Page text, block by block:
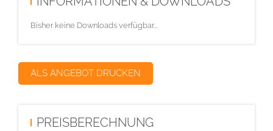
Bisher keine Downloads verfügbar...
ALS ANGEBOT DRUCKEN
PREISBERECHNUNG